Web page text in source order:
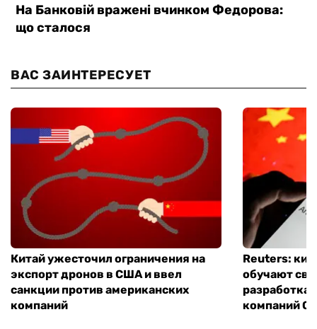
ВАС ЗАИНТЕРЕСУЕТ
Китай ужесточил ограничения на
экспорт дронов в США и ввел
санкции против американских
компаний
Reuters:
обучают
компаний